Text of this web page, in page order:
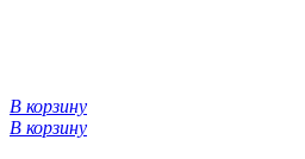
В корзину
В корзину